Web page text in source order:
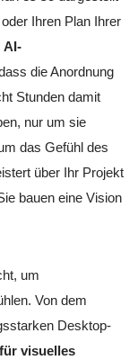
Ihren Plan Ihrer
AI-
die Anordnung
Stunden damit
nur um sie
das Gefühl des
über Ihr Projekt
bauen eine Vision
um
Von dem
Desktop-
visuelles